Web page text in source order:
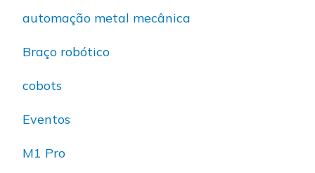
automação metal mecânica
Braço robótico
cobots
Eventos
M1 Pro